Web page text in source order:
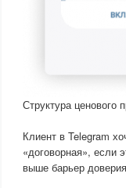
Структура ценового
Клиент в Telegram
«договорная», если
выше барьер